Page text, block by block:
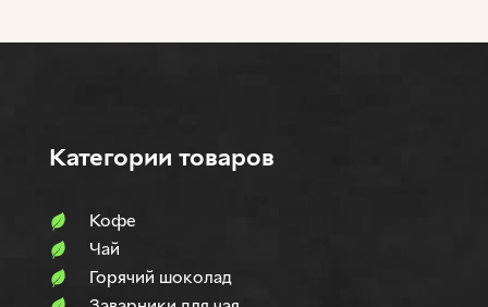
Категории товаров
Кофе
Чай
Горячий шоколад